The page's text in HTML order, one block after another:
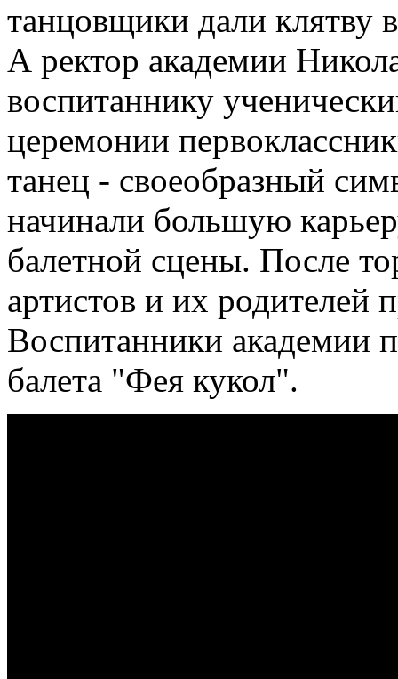
танцовщики дали клятву
А ректор академии
воспитаннику
церемонии
танец - своеобразный
начинали большую
балетной сцены. После
артистов и их родителей
Воспитанники академии
балета "Фея кукол".